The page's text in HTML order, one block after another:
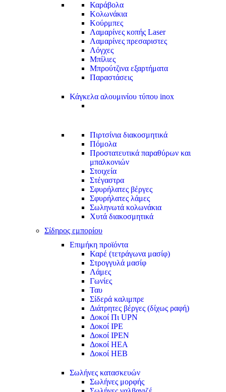
Καράβολα
Κολωνάκια
Κούρμπες
Λαμαρίνες κοπής Laser
Λαμαρίνες πρεσαριστες
Λόγχες
Μπίλιες
Μπρούτζινα εξαρτήματα
Παραστάσεις
Κάγκελα αλουμινίου τύπου inox
Πιρτσίνια διακοσμητικά
Πόμολα
Προστατευτικά παραθύρων και
μπαλκονιών
Στοιχεία
Στέγαστρα
Σφυρήλατες βέργες
Σφυρήλατες λάμες
Σωληνωτά κολωνάκια
Χυτά διακοσμητικά
Σίδηρος εμπορίου
Επιμήκη προϊόντα
Καρέ (τετράγωνα μασίφ)
Στρογγυλά μασίφ
Λάμες
Γωνίες
Ταυ
Σίδερά καλιμπρε
Διάτρητες βέργες (δίχως ραφή)
Δοκοί Πι UPN
Δοκοί ΙΡΕ
Δοκοί ΙΡΕΝ
Δοκοί ΗΕΑ
Δοκοί ΗΕΒ
Σωλήνες κατασκευών
Σωλήνες μορφής